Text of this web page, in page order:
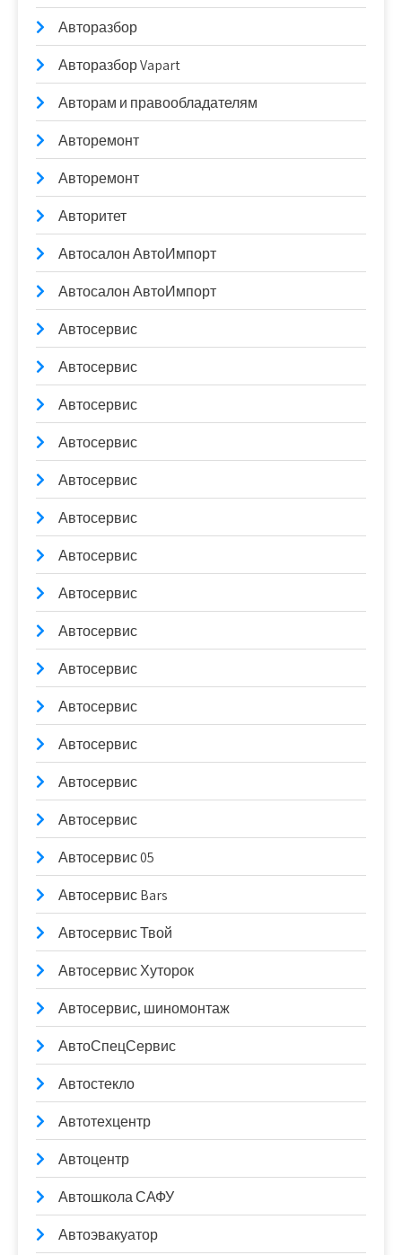
Авторазбор
Авторазбор Vapart
Авторам и правообладателям
Авторемонт
Авторемонт
Авторитет
Автосалон АвтоИмпорт
Автосалон АвтоИмпорт
Автосервис
Автосервис
Автосервис
Автосервис
Автосервис
Автосервис
Автосервис
Автосервис
Автосервис
Автосервис
Автосервис
Автосервис
Автосервис
Автосервис
Автосервис 05
Автосервис Bars
Автосервис Твой
Автосервис Хуторок
Автосервис, шиномонтаж
АвтоСпецСервис
Автостекло
Автотехцентр
Автоцентр
Автошкола САФУ
Автоэвакуатор